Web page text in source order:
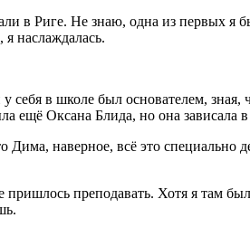
в Риге. Не знаю, одна из первых я
наслаждалась.
в школе был основателем,
ещё Оксана Блида, но она зависала
наверное, всё это
преподавать. Хотя я там